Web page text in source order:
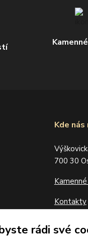
Kde
700 30
Kontakty
rádi své